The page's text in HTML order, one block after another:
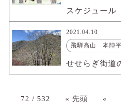
スケジュール
2021.04.10
飛騨高山 本陣平
せせらぎ街道
72 / 532 « 先頭 «